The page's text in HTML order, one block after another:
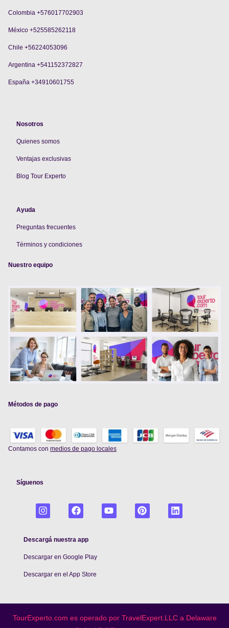
Colombia +576017702903
México +525585262118
Chile +56224053096
Argentina +541152372827
España +34910601755
Nosotros
Quienes somos
Ventajas exclusivas
Blog Tour Experto
Ayuda
Preguntas frecuentes
Términos y condiciones
Nuestro equipo
Métodos de pago
Contamos con medios de pago locales
Síguenos
Descargá nuestra app
Descargar en Google Play
Descargar en el App Store
TourExperto.com es operado por TravelExpert.LLC a Delaware